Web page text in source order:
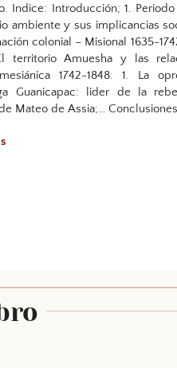
Indice: Introducción; 1.
ambiente y sus implicancias
colonial – Misional 1635-
territorio Amuesha y las
1742-1848: 1. La
Guanicapac: lider de la
Mateo de Assia;…